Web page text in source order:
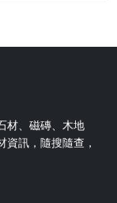
材、磁磚、木地
訊，隨搜隨查，